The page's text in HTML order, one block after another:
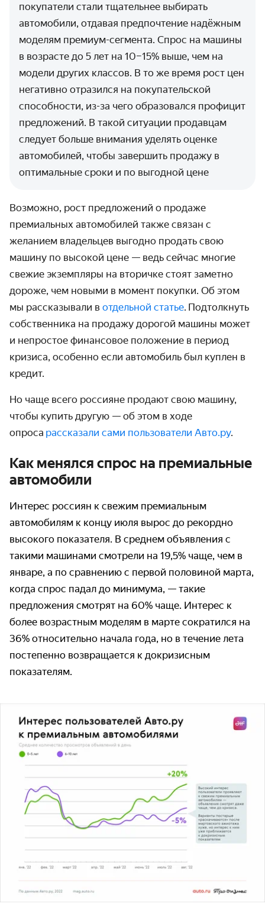
покупатели стали тщательнее выбирать
автомобили, отдавая предпочтение надёжным
моделям премиум-сегмента. Спрос на машины
в возрасте до 5 лет на 10–15% выше, чем на
модели других классов. В то же время рост цен
негативно отразился на покупательской
способности, из-за чего образовался профицит
предложений. В такой ситуации продавцам
следует больше внимания уделять оценке
автомобилей, чтобы завершить продажу в
оптимальные сроки и по выгодной цене
Возможно, рост предложений о продаже
премиальных автомобилей также связан с
желанием владельцев выгодно продать свою
машину по высокой цене — ведь сейчас многие
свежие экземпляры на вторичке стоят заметно
дороже, чем новыми в момент покупки. Об этом
мы рассказывали в отдельной статье. Подтолкнуть
собственника на продажу дорогой машины может
и непростое финансовое положение в период
кризиса, особенно если автомобиль был куплен в
кредит.
Но чаще всего россияне продают свою машину,
чтобы купить другую — об этом в ходе
опроса рассказали сами пользователи Авто.ру.
Как менялся спрос на премиальные
автомобили
Интерес россиян к свежим премиальным
автомобилям к концу июля вырос до рекордно
высокого показателя. В среднем объявления с
такими машинами смотрели на 19,5% чаще, чем в
январе, а по сравнению с первой половиной марта,
когда спрос падал до минимума, — такие
предложения смотрят на 60% чаще. Интерес к
более возрастным моделям в марте сократился на
36% относительно начала года, но в течение лета
постепенно возвращается к докризисным
показателям.